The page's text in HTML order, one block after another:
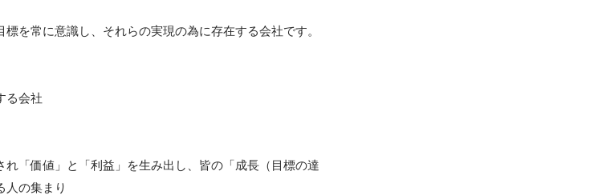
を常に意識し、それらの実現の為に存在する会社です。
る会社
「価値」と「利益」を生み出し、皆の「成長（目標の達
人の集まり